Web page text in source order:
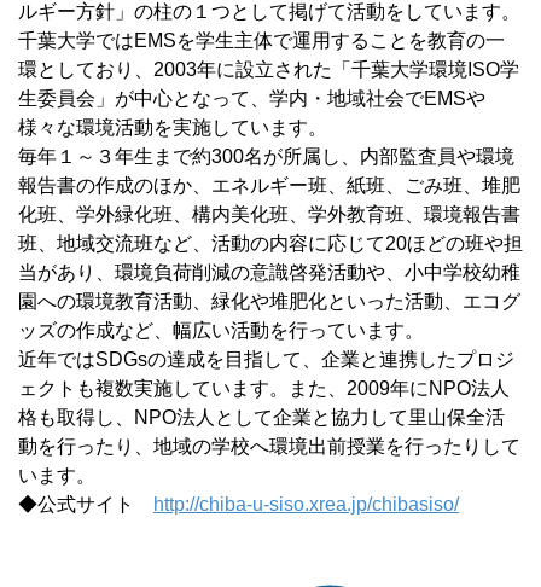
ルギー方針」の柱の１つとして掲げて活動をしています。
千葉大学ではEMSを学生主体で運用することを教育の一
環としており、2003年に設立された「千葉大学環境ISO学
生委員会」が中心となって、学内・地域社会でEMSや
様々な環境活動を実施しています。
毎年１～３年生まで約300名が所属し、内部監査員や環境
報告書の作成のほか、エネルギー班、紙班、ごみ班、堆肥
化班、学外緑化班、構内美化班、学外教育班、環境報告書
班、地域交流班など、活動の内容に応じて20ほどの班や担
当があり、環境負荷削減の意識啓発活動や、小中学校幼稚
園への環境教育活動、緑化や堆肥化といった活動、エコグ
ッズの作成など、幅広い活動を行っています。
近年ではSDGsの達成を目指して、企業と連携したプロジ
ェクトも複数実施しています。また、2009年にNPO法人
格も取得し、NPO法人として企業と協力して里山保全活
動を行ったり、地域の学校へ環境出前授業を行ったりして
います。
◆公式サイト
http://chiba-u-siso.xrea.jp/chibasiso/